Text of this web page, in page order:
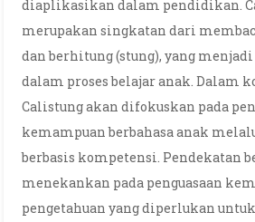
diaplikasikan dalam pendidikan.
merupakan singkatan dari
dan berhitung (stung), yang
dalam proses belajar anak. Dalam
Calistung akan difokuskan pada
kemampuan berbahasa anak
berbasis kompetensi. Pendekatan
menekankan pada penguasaan
pengetahuan yang diperlukan